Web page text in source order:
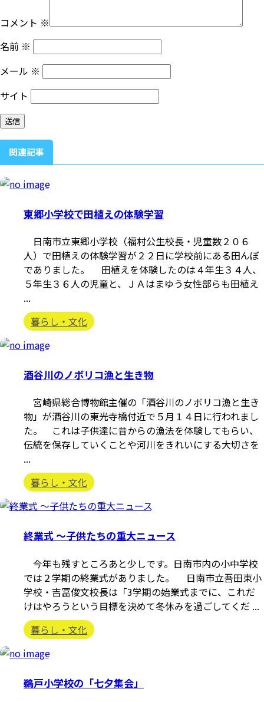
コメント ※
名前 ※
メール ※
サイト
関連記事
東郷小学校で田植えの体験学習
日南市立東郷小学校（福村公生校長・児童数２０６
人）で田植えの体験学習が２２日に学校前にある田んぼ
でありました。 田植えを体験したのは４年生３４人、
５年生３６人の児童と、ＪＡはまゆう女性部らも田植え
...
暮らし・文化
酒谷川のノボリコ漁と生き物
宮崎県総合博物館主催の「酒谷川のノボリコ漁と生き
物」が酒谷川の東光寺橋付近で５月１４日に行われまし
た。 これは子供達に昔からの漁法を体験してもらい、
伝統を保存していくことや河川をきれいにする大切さを
...
暮らし・文化
終業式 ～子供たちの重大ニュース
今年も残すところあと少しです。日南市内の小中学校
では２学期の終業式がありました。 日南市立吾田東小
学校・吉冨俊文校長は「3学期の始業式までに、これだ
けはやろうという目標を決めて冬休みを過ごしてくだ ...
暮らし・文化
鵜戸小学校の「七夕集会」